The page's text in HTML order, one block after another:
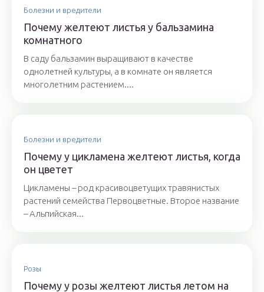
Болезни и вредители
Почему желтеют листья у бальзамина
комнатного
В саду бальзамин выращивают в качестве
однолетней культуры, а в комнате он является
многолетним растением....
Болезни и вредители
Почему у цикламена желтеют листья, когда
он цветет
Цикламены – род красивоцветущих травянистых
растений семейства Первоцветные. Второе название
– Альпийская...
Розы
Почему у розы желтеют листья летом на